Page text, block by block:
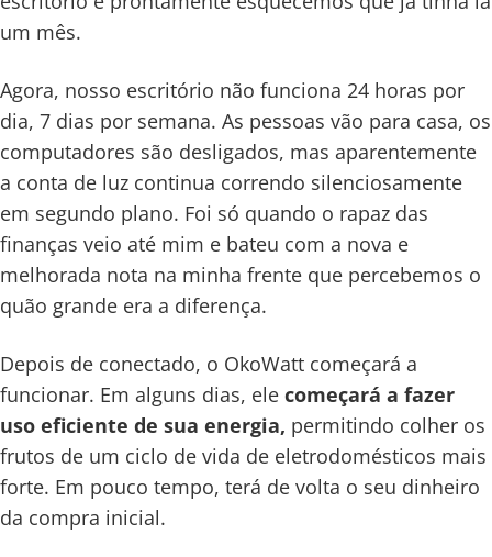
um mês.
Agora, nosso escritório não funciona 24 horas por
dia, 7 dias por semana. As pessoas vão para casa, os
computadores são desligados, mas aparentemente
a conta de luz continua correndo silenciosamente
em segundo plano. Foi só quando o rapaz das
finanças veio até mim e bateu com a nova e
melhorada nota na minha frente que percebemos o
quão grande era a diferença.
Depois de conectado, o OkoWatt começará a
funcionar. Em alguns dias, ele começará a fazer
uso eficiente de sua energia, permitindo colher os
frutos de um ciclo de vida de eletrodomésticos mais
forte. Em pouco tempo, terá de volta o seu dinheiro
da compra inicial.